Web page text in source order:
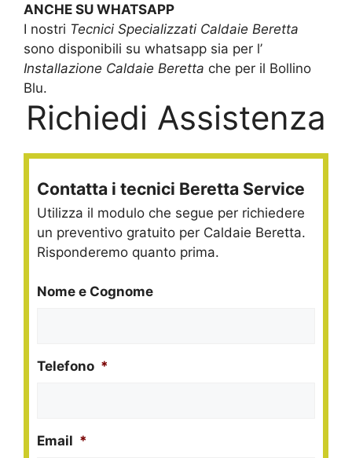
ANCHE SU WHATSAPP
I nostri Tecnici Specializzati Caldaie Beretta
sono disponibili su whatsapp sia per l’
Installazione Caldaie Beretta che per il Bollino
Blu.
Richiedi Assistenza
Contatta i tecnici Beretta Service
Utilizza il modulo che segue per richiedere
un preventivo gratuito per Caldaie Beretta.
Risponderemo quanto prima.
Nome e Cognome
Telefono *
Email *